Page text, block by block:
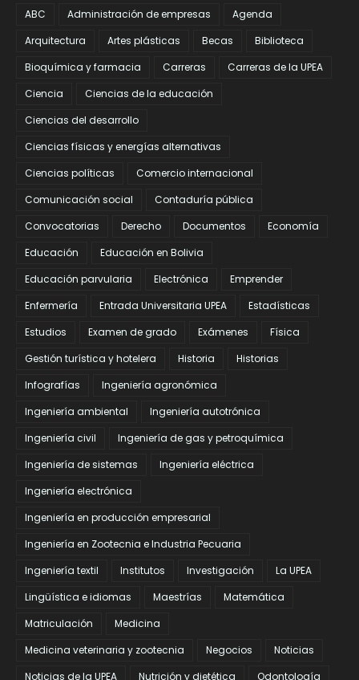
ABC Administración de empresas
Agenda
Arquitectura
Artes plásticas Becas
Biblioteca
Bioquímica y farmacia
Carreras
Carreras de la UPEA
Ciencia
Ciencias de la educación
Ciencias del desarrollo
Ciencias físicas y energías alternativas
Ciencias políticas
Comercio internacional
Comunicación social
Contaduría pública
Convocatorias
Derecho Documentos
Economía
Educación
Educación en Bolivia
Educación parvularia
Electrónica
Emprender
Enfermería
Entrada Universitaria UPEA
Estadísticas
Estudios
Examen de grado Exámenes
Física
Gestión turística y hotelera
Historia
Historias
Infografías
Ingeniería agronómica
Ingeniería ambiental
Ingeniería autotrónica
Ingeniería civil
Ingeniería de gas y petroquímica
Ingeniería de sistemas
Ingeniería eléctrica
Ingeniería electrónica
Ingeniería en producción empresarial
Ingeniería en Zootecnia e Industria Pecuaria
Ingeniería textil
Institutos Investigación
La UPEA
Lingüística e idiomas
Maestrías
Matemática
Matriculación
Medicina
Medicina veterinaria y zootecnia
Negocios
Noticias
Noticias de la UPEA
Nutrición y dietética Odontología